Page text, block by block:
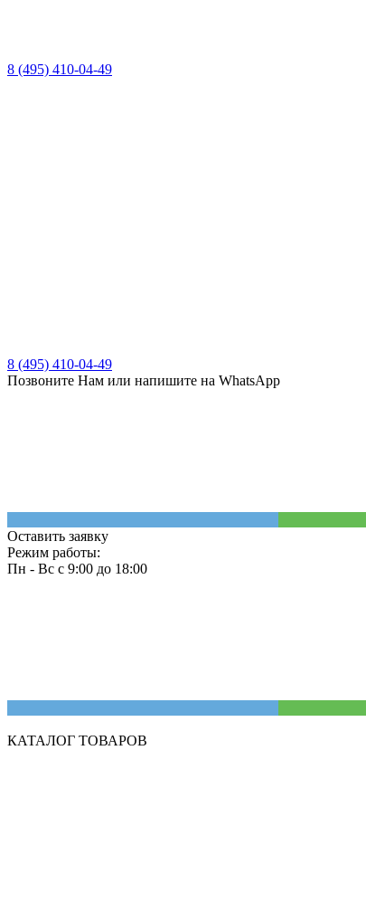
8 (495) 410-04-49
8 (495) 410-04-49
Позвоните Нам или напишите на WhatsApp
Оставить заявку
Режим работы:
Пн - Вс с 9:00 до 18:00
КАТАЛОГ ТОВАРОВ